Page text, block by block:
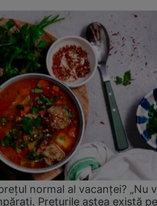
normal al vacanței? „Nu
Prețurile astea există